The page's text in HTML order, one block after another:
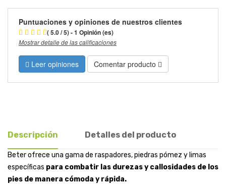
Puntuaciones y opiniones de nuestros clientes
( 5.0 / 5) - 1 Opinión (es)
Mostrar detalle de las calificaciones
Leer opiniones Comentar producto
Descripción Detalles del producto
Beter ofrece una gama de raspadores, piedras pómez y limas
específicas para combatir las durezas y callosidades de los
pies de manera cómoda y rápida.